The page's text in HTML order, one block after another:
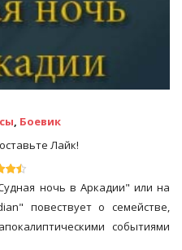
, Боевик
Лайк!
ночь в Аркадии" или на
повествует о семействе,
событиями